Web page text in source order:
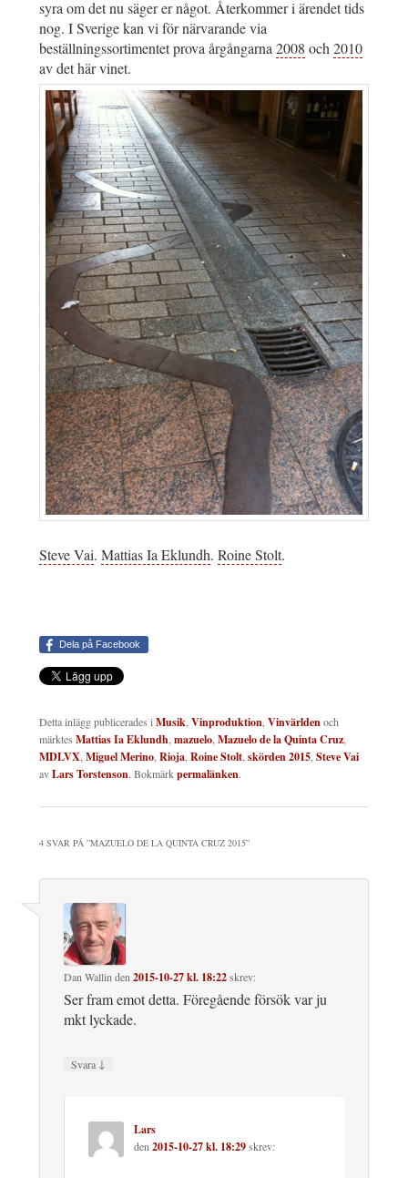
syra om det nu säger er något. Återkommer i ärendet tids
nog. I Sverige kan vi för närvarande via
beställningssortimentet prova årgångarna 2008 och 2010
av det här vinet.
Steve Vai. Mattias Ia Eklundh. Roine Stolt.
Dela på Facebook
Detta inlägg publicerades i Musik Vinproduktion Vinvärldenoch
märktes Mattias Ia Eklundh mazuelo Mazuelo de la Quinta Cruz
MDLVX Miguel Merino Rioja Roine Stolt skörden 2015 Steve Vai
avLars Torstenson. Bokmärkpermalänken.
4 SVAR PÅ ”MAZUELO DE LA QUINTA CRUZ 2015”
Dan Wallin den 2015-10-27 kl. 18:22skrev:
Ser fram emot detta. Föregående försök var ju
mkt lyckade.
Svara ↓
Lars
den 2015-10-27 kl. 18:29skrev: